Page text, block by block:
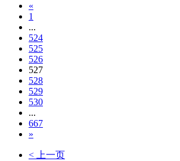
«
1
...
524
525
526
527
528
529
530
...
667
»
< 上一页